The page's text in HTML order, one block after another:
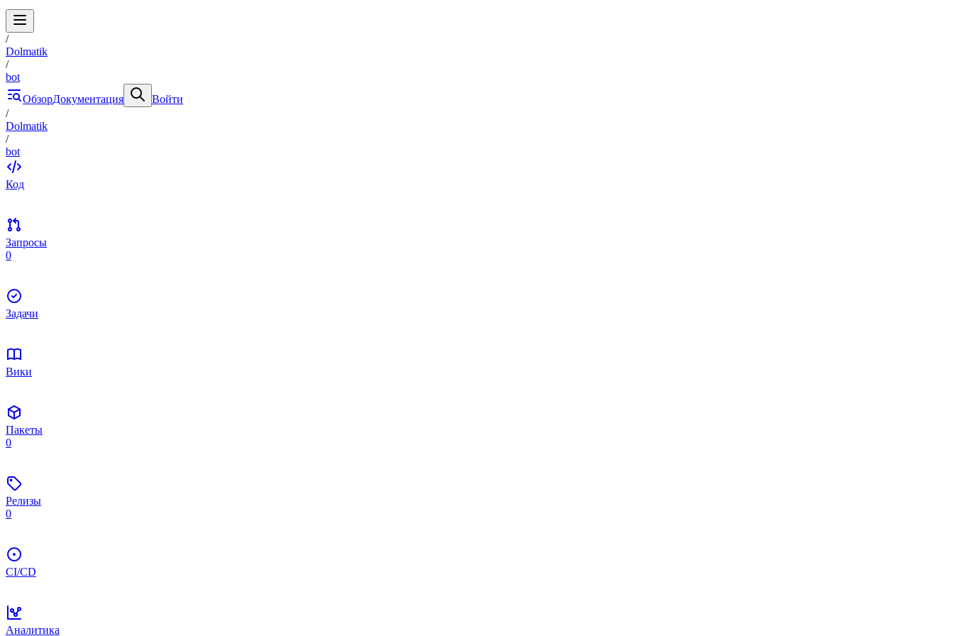
/
Dolmatik
/
bot
ОбзорДокументация
Войти
/
Dolmatik
/
bot
Код
Запросы
0
Задачи
Вики
Пакеты
0
Релизы
0
CI/CD
Аналитика